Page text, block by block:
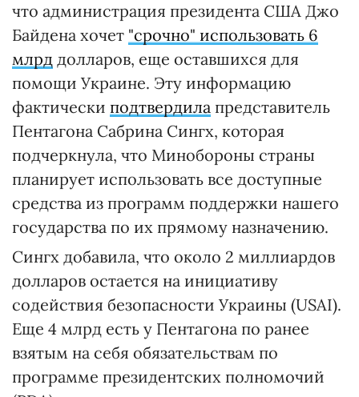
что администрация президента США Джо
Байдена хочет "срочно" использовать 6
млрд долларов, еще оставшихся для
помощи Украине. Эту информацию
фактически подтвердила представитель
Пентагона Сабрина Сингх, которая
подчеркнула, что Минобороны страны
планирует использовать все доступные
средства из программ поддержки нашего
государства по их прямому назначению.
Сингх добавила, что около 2 миллиардов
долларов остается на инициативу
содействия безопасности Украины (USAI).
Еще 4 млрд есть у Пентагона по ранее
взятым на себя обязательствам по
программе президентских полномочий